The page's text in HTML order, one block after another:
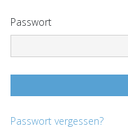
Passwort
Passwort vergessen?